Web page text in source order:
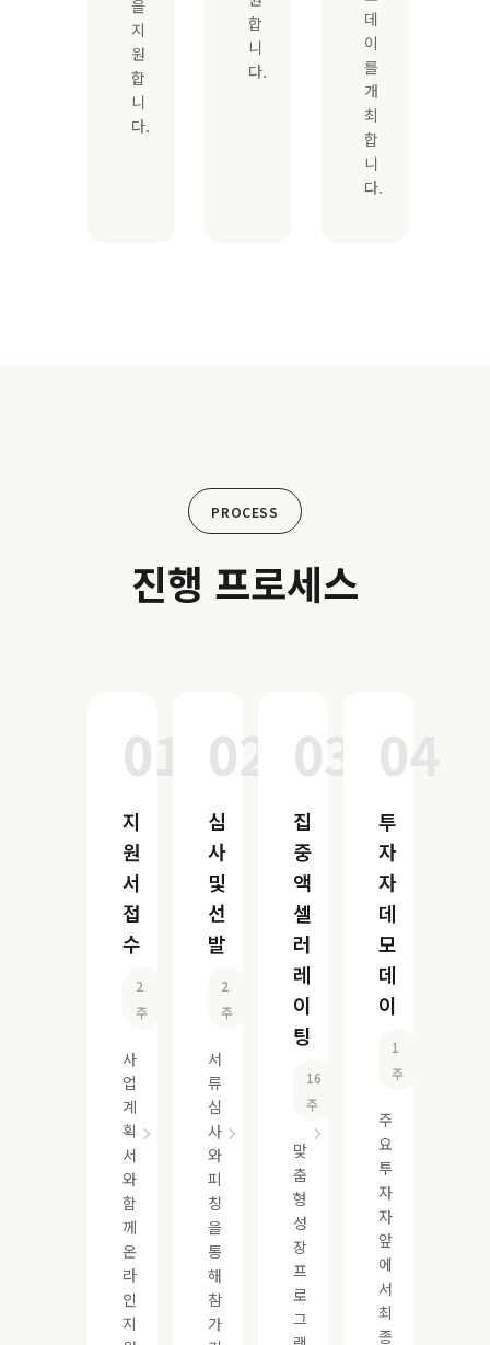
을
지
원
합
니
다.
합
니
다.
데
이
를
개
최
합
니
다.
PROCESS
진행 프로세스
01
지
원
서
접
수
2
주
사
업
계
획
서
와
함
께
온
라
인
지
02
심
사
및
선
발
2
주
서
류
심
사
와
피
칭
을
통
해
참
가
03
집
중
액
셀
러
레
이
팅
16
주
맞
춤
형
성
장
프
로
그
04
투
자
자
데
모
데
이
1
주
주
요
투
자
자
앞
에
서
최
종